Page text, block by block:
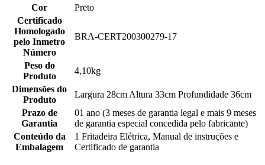
Cor
Preto
Certificado
Homologado
pelo Inmetro
Número
BRA-CERT200300279-17
Peso do
Produto
4,10kg
Dimensões do
Produto
Largura 28cm Altura 33cm Profundidade 36cm
Prazo de
Garantia
01 ano (3 meses de garantia legal e mais 9 meses
de garantia especial concedida pelo fabricante)
Conteúdo da
Embalagem
1 Fritadeira Elétrica, Manual de instruções e
Certificado de garantia